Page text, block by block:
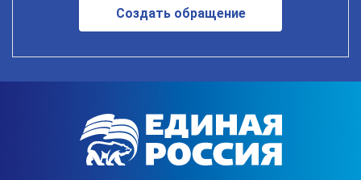
Создать обращение